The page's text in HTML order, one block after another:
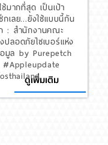
ดูเพิ่มเติม
มากที่สุด เป็นเป้า
เลย...ยังใช้แบบนี้กัน
: สํานักงานคณะ
ลอดภัยไซเบอร์แห่ง
มูล by Purepetch